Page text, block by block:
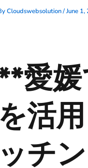
Cloudswebsolution/June
愛
を活
ッチ